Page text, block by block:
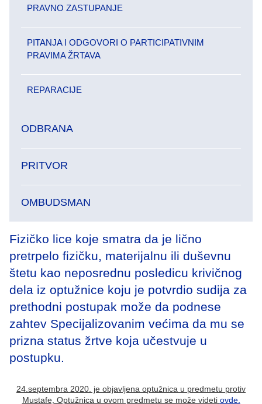
Fizičko lice koje smatra da je lično
pretrpelo fizičku, materijalnu ili duševnu
štetu kao neposrednu posledicu krivičnog
dela iz optužnice koju je potvrdio sudija za
prethodni postupak može da podnese
zahtev Specijalizovanim većima da mu se
prizna status žrtve koja učestvuje u
postupku.
24.septembra 2020. je objavljena optužnica u predmetu protiv
Mustafe, Optužnica u ovom predmetu se može videti ovde.
PRAVNO ZASTUPANJE
PITANJA I ODGOVORI O PARTICIPATIVNIM
PRAVIMA ŽRTAVA
REPARACIJE
ODBRANA
PRITVOR
OMBUDSMAN